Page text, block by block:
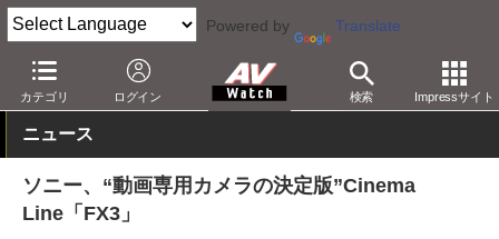
Powered by Translate
カテゴリ ログイン 検索 Impressサイト
AV Watch 製品 デジタルカメラ ソニー
ニュース
ソニー、“動画専用カメラの決定版”Cinema
Line「FX3」